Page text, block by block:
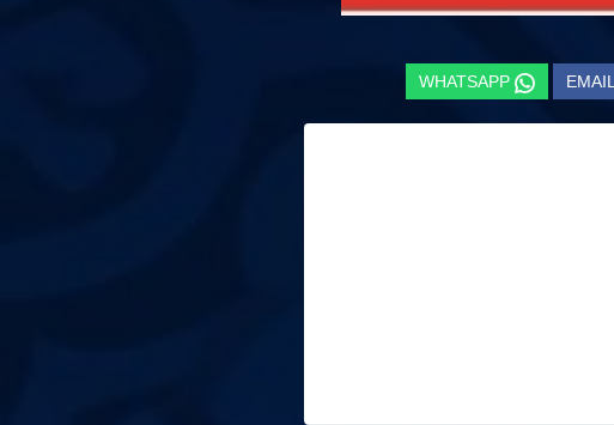
EMAIL
WHATSAPP